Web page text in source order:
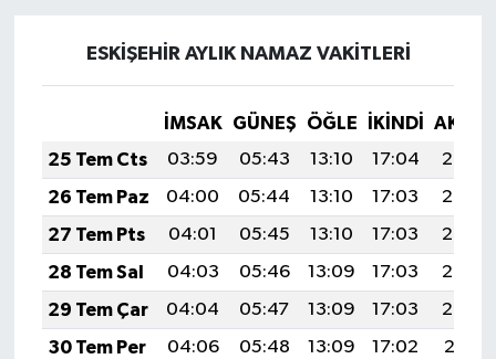
ESKİŞEHİR AYLIK NAMAZ VAKITLERI
İMSAK GÜNEŞ ÖĞLE İKINDI
25 Tem Cts
03:59 05:43 13:10 17:04
20:26
26 Tem Paz
04:00 05:44 13:10 17:03
20:25
27 Tem Pts
04:01 05:45 13:10 17:03
20:24
28 Tem Sal
04:03 05:46 13:09 17:03
20:23
29 Tem Çar
04:04 05:47 13:09 17:03
20:22
30 Tem Per
04:06 05:48 13:09 17:02
20:21